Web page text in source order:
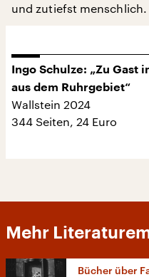
und zutiefst menschlich.
Ingo Schulze: „Zu Gast
aus dem Ruhrgebiet“
Wallstein 2024
344 Seiten, 24 Euro
Mehr
Bücher über